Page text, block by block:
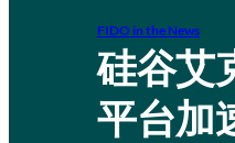
FIDO in the News
硅谷艾
平台加